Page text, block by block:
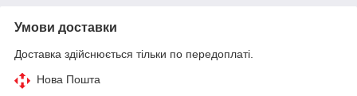
Умови доставки
Доставка здійснюється тільки по передоплаті.
Нова Пошта